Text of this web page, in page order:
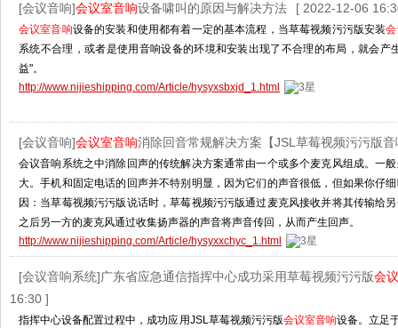
[会议音响]会议室音响设备啸叫的原因与解决方法 [ 2022-12-06
会议室音响设备的安装和使用都有着一定的基本流程，当草莓视频污污版安装
系统不合理，或者是使用音响设备的环境和安装出现了不合理的布局，就会产
益"。
http://www.nijieshipping.com/Article/hysyxsbxjd_1.html
[会议音响]会议室音响消除回音常规解决方案【JSL草莓视频污污版音
会议音响系统之中消除回声的传统解决方案通常由一个或多个麦克风组成。一
大。手机和固定电话的回声并不特别明显，因为它们的声音很低，但如果你仔
因：当草莓视频污污版说话时，草莓视频污污版通过麦克风接收并将其传输给
之后另一方的麦克风通过收集扬声器的声音将声音传回，从而产生回声。
http://www.nijieshipping.com/Article/hysyxxchyc_1.html
[会议音响系统]广东省应急通信指挥中心成功采用草莓视频污污版会
16:30 ]
指挥中心设备配置过程中，成功应用JSL草莓视频污污版会议室音响设备。立足